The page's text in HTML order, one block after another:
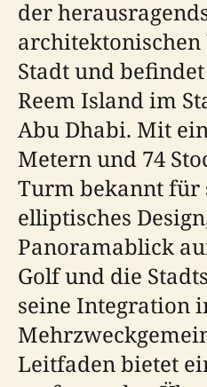
der
Stadt und
Reem Island im
Abu Dhabi. Mit
Metern und 74
Turm bekannt für
elliptisches
Panoramablick
Golf und die
seine Integration
Leitfaden bietet